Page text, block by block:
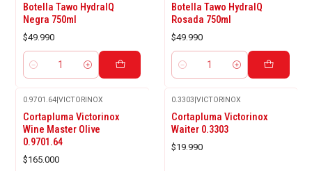
Botella Tawo HydralQ
Negra 750ml
$49.990
Cantidad
Botella Tawo HydralQ
Rosada 750ml
$49.990
Cantidad
0.9701.64| VICTORINOX
Cortapluma Victorinox
Wine Master Olive
0.9701.64
$165.000
0.3303 VICTORINOX
Cortapluma Victorinox
Waiter 0.3303
$19.990